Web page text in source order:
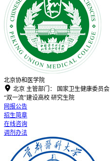
北京协和医学院
 北京 主管部门：
国家卫生健康委员会
“双一流”建设高校 研究生院
网报公告
招生简章
在线咨询
调剂办法